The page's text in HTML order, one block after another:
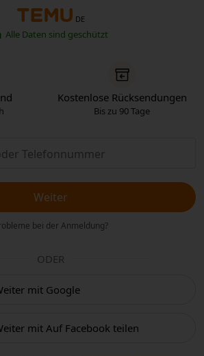
DE
Alle Daten sind geschützt
Kostenlose Rücksendungen
Bis zu 90 Tage
Weiter
bei der Anmeldung?
ODER
mit Google
mit Auf Facebook teilen